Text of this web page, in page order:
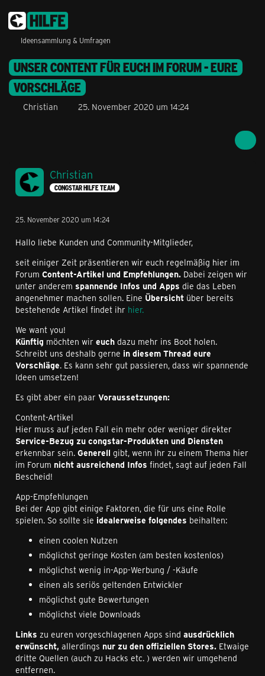
Ideensammlung & Umfragen
UNSER CONTENT FÜR EUCH IM FORUM - EURE
VORSCHLÄGE
Christian 25. November 2020 um 14:24
Christian
CONGSTAR HILFE TEAM
25. November 2020 um 14:24
Hallo liebe Kunden und Community-Mitglieder,
seit einiger Zeit präsentieren wir euch regelmäßig hier im
Forum Content-Artikel und Empfehlungen. Dabei zeigen wir
unter anderem spannende Infos und Apps die das Leben
angenehmer machen sollen. Eine Übersicht über bereits
bestehende Artikel findet ihr hier.
We want you!
Künftig möchten wir euch dazu mehr ins Boot holen.
Schreibt uns deshalb gerne in diesem Thread eure
Vorschläge. Es kann sehr gut passieren, dass wir spannende
Ideen umsetzen!
Es gibt aber ein paar Voraussetzungen:
Content-Artikel
Hier muss auf jeden Fall ein mehr oder weniger direkter
Service-Bezug zu congstar-Produkten und Diensten
erkennbar sein. Generell gibt, wenn ihr zu einem Thema hier
im Forum nicht ausreichend Infos findet, sagt auf jeden Fall
Bescheid!
App-Empfehlungen
Bei der App gibt einige Faktoren, die für uns eine Rolle
spielen. So sollte sie idealerweise folgendes beihalten:
einen coolen Nutzen
möglichst geringe Kosten (am besten kostenlos)
möglichst wenig in-App-Werbung / -Käufe
einen als seriös geltenden Entwickler
möglichst gute Bewertungen
möglichst viele Downloads
Links zu euren vorgeschlagenen Apps sind ausdrücklich
erwünscht, allerdings nur zu den offiziellen Stores. Etwaige
dritte Quellen (auch zu Hacks etc. ) werden wir umgehend
entfernen.